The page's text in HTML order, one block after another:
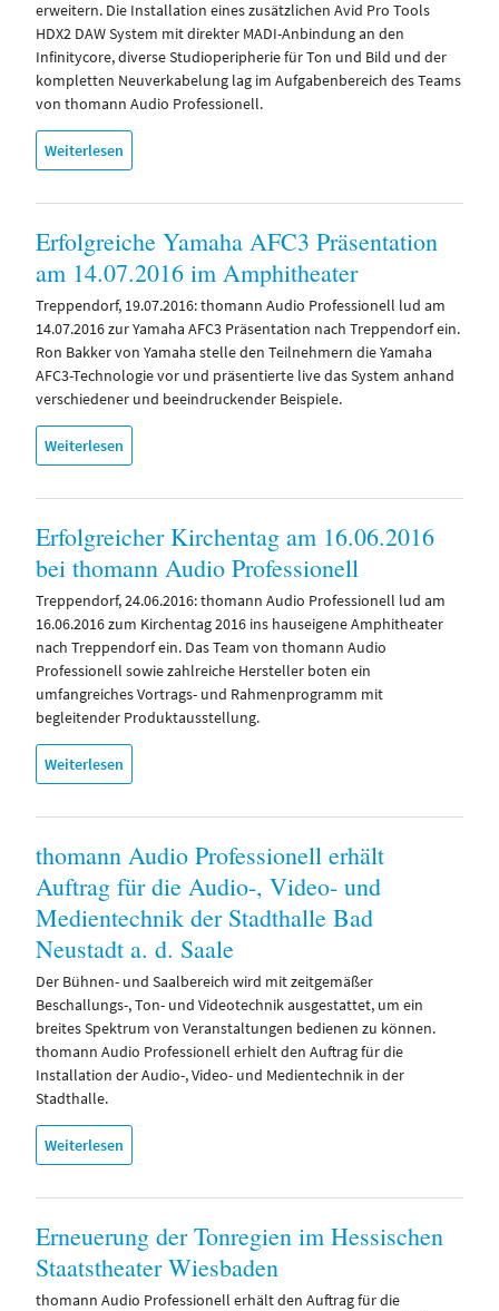
erweitern. Die Installation eines zusätzlichen Avid Pro Tools
HDX2 DAW System mit direkter MADI-Anbindung an den
Infinitycore, diverse Studioperipherie für Ton und Bild und der
kompletten Neuverkabelung lag im Aufgabenbereich des Teams
von thomann Audio Professionell.
Weiterlesen
Erfolgreiche Yamaha AFC3 Präsentation
am 14.07.2016 im Amphitheater
Treppendorf, 19.07.2016: thomann Audio Professionell lud am
14.07.2016 zur Yamaha AFC3 Präsentation nach Treppendorf ein.
Ron Bakker von Yamaha stelle den Teilnehmern die Yamaha
AFC3-Technologie vor und präsentierte live das System anhand
verschiedener und beeindruckender Beispiele.
Weiterlesen
Erfolgreicher Kirchentag am 16.06.2016
bei thomann Audio Professionell
Treppendorf, 24.06.2016: thomann Audio Professionell lud am
16.06.2016 zum Kirchentag 2016 ins hauseigene Amphitheater
nach Treppendorf ein. Das Team von thomann Audio
Professionell sowie zahlreiche Hersteller boten ein
umfangreiches Vortrags- und Rahmenprogramm mit
begleitender Produktausstellung.
Weiterlesen
thomann Audio Professionell erhält
Auftrag für die Audio-, Video- und
Medientechnik der Stadthalle Bad
Neustadt a. d. Saale
Der Bühnen- und Saalbereich wird mit zeitgemäßer
Beschallungs-, Ton- und Videotechnik ausgestattet, um ein
breites Spektrum von Veranstaltungen bedienen zu können.
thomann Audio Professionell erhielt den Auftrag für die
Installation der Audio-, Video- und Medientechnik in der
Stadthalle.
Weiterlesen
Erneuerung der Tonregien im Hessischen
Staatstheater Wiesbaden
thomann Audio Professionell erhält den Auftrag für die